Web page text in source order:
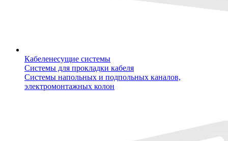
Кабеленесущие системы
Системы для прокладки кабеля
Системы напольных и подпольных каналов,
электромонтажных колон